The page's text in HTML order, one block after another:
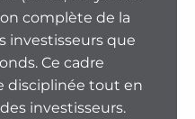
complète de la
investisseurs que
Ce cadre
disciplinée tout en
investisseurs.